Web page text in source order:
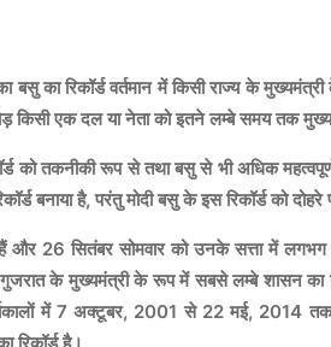
का रिकॉर्ड वर्तमान में किसी राज्य के मुख्यमंत्री
किसी एक दल या नेता को इतने लम्बे समय तक
को तकनीकी रूप से तथा बसु से भी अधिक
बनाया है, परंतु मोदी बसु के इस रिकॉर्ड को
26 सितंबर सोमवार को उनके सत्ता में
के मुख्यमंत्री के रूप में सबसे लम्बे शासन का
में 7 अक्टूबर, 2001 से 22 मई, 2014